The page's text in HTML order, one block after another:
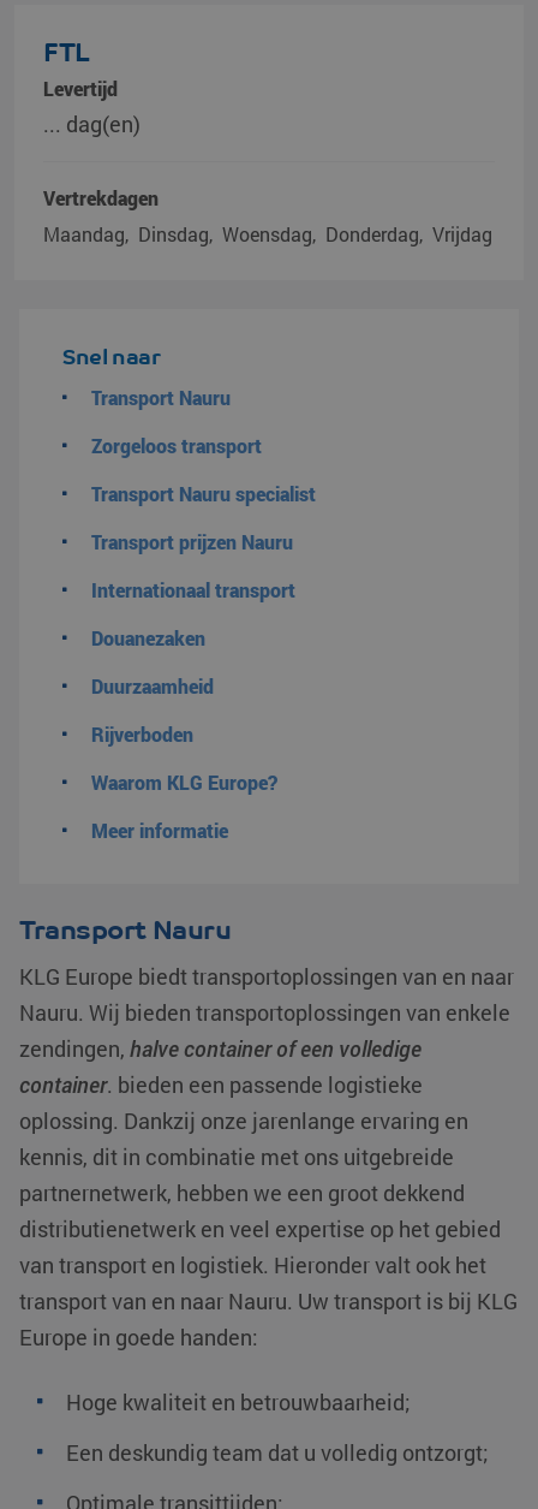
FTL
Levertijd
... dag(en)
Vertrekdagen
Maandag
Dinsdag Woensdag Donderdag Vrijdag
Snel naar
Transport Nauru
Zorgeloos transport
Transport Nauru specialist
Transport prijzen Nauru
Internationaal transport
Douanezaken
Duurzaamheid
Rijverboden
Waarom KLG Europe?
Meer informatie
Transport Nauru
KLG Europe biedt transportoplossingen van en naar
Nauru. Wij bieden transportoplossingen van enkele
zendingen, halve container of een volledige
container. bieden een passende logistieke
oplossing. Dankzij onze jarenlange ervaring en
kennis, dit in combinatie met ons uitgebreide
partnernetwerk, hebben we een groot dekkend
distributienetwerk en veel expertise op het gebied
van transport en logistiek. Hieronder valt ook het
transport van en naar Nauru. Uw transport is bij KLG
Europe in goede handen:
Hoge kwaliteit en betrouwbaarheid;
Een deskundig team dat u volledig ontzorgt;
Optimale transittijden;